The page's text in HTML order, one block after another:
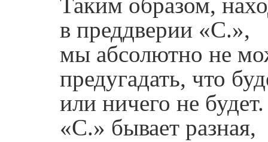
в преддверии «С.»,
мы абсолютно не
предугадать, что
или ничего не будет.
«С.» бывает разная,